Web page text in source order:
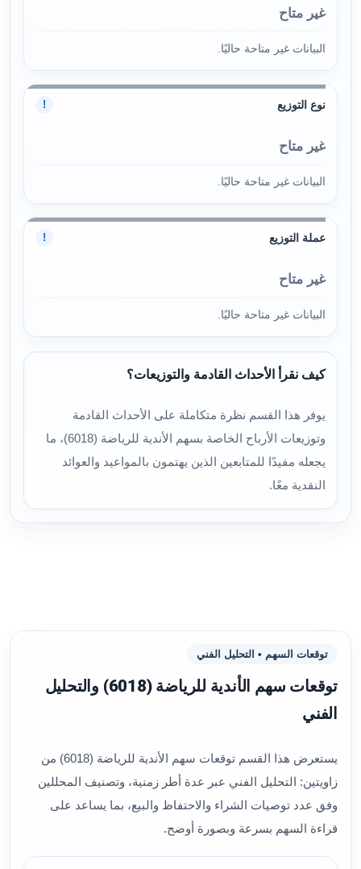
غير متاح
البيانات غير متاحة حاليًا.
نوع التوزيع !
غير متاح
البيانات غير متاحة حاليًا.
عملة التوزيع !
غير متاح
البيانات غير متاحة حاليًا.
كيف نقرأ الأحداث القادمة والتوزيعات؟
يوفر هذا القسم نظرة متكاملة على الأحداث القادمة
وتوزيعات الأرباح الخاصة بسهم الأندية للرياضة (6018)، ما
يجعله مفيدًا للمتابعين الذين يهتمون بالمواعيد والعوائد
النقدية معًا.
توقعات السهم • التحليل الفني
توقعات سهم الأندية للرياضة (6018) والتحليل
الفني
يستعرض هذا القسم توقعات سهم الأندية للرياضة (6018) من
زاويتين: التحليل الفني عبر عدة أطر زمنية، وتصنيف المحللين
وفق عدد توصيات الشراء والاحتفاظ والبيع، بما يساعد على
قراءة السهم بسرعة وبصورة أوضح.